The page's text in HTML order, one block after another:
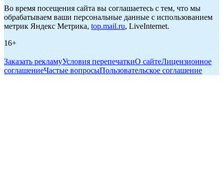
Во время посещения сайта вы соглашаетесь с тем, что мы
обрабатываем ваши персональные данные с использованием
метрик Яндекс Метрика, top.mail.ru, LiveInternet.
16+
Заказать рекламуУсловия перепечаткиО сайтеЛицензионное
соглашениеЧастые вопросыПользовательское соглашение